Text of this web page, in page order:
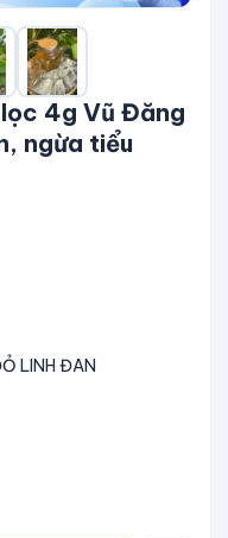
4g Vũ Đăng
ngừa tiểu
LINH ĐAN